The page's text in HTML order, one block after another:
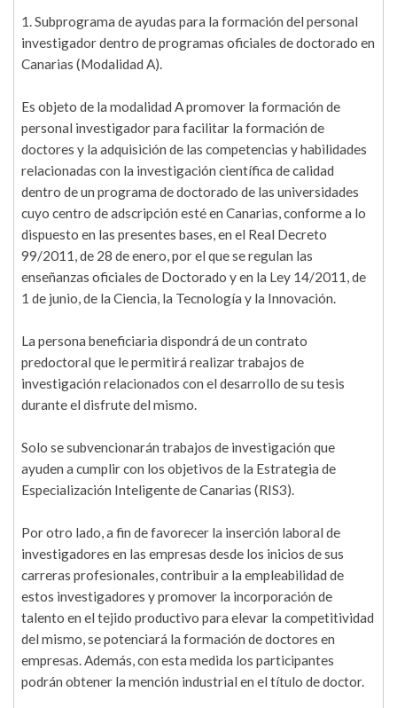
1. Subprograma de ayudas para la formación del personal
investigador dentro de programas oficiales de doctorado en
Canarias (Modalidad A).
Es objeto de la modalidad A promover la formación de
personal investigador para facilitar la formación de
doctores y la adquisición de las competencias y habilidades
relacionadas con la investigación científica de calidad
dentro de un programa de doctorado de las universidades
cuyo centro de adscripción esté en Canarias, conforme a lo
dispuesto en las presentes bases, en el Real Decreto
99/2011, de 28 de enero, por el que se regulan las
enseñanzas oficiales de Doctorado y en la Ley 14/2011, de
1 de junio, de la Ciencia, la Tecnología y la Innovación.
La persona beneficiaria dispondrá de un contrato
predoctoral que le permitirá realizar trabajos de
investigación relacionados con el desarrollo de su tesis
durante el disfrute del mismo.
Solo se subvencionarán trabajos de investigación que
ayuden a cumplir con los objetivos de la Estrategia de
Especialización Inteligente de Canarias (RIS3).
Por otro lado, a fin de favorecer la inserción laboral de
investigadores en las empresas desde los inicios de sus
carreras profesionales, contribuir a la empleabilidad de
estos investigadores y promover la incorporación de
talento en el tejido productivo para elevar la competitividad
del mismo, se potenciará la formación de doctores en
empresas. Además, con esta medida los participantes
podrán obtener la mención industrial en el título de doctor.